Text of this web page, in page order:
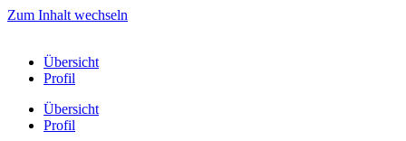
Zum Inhalt wechseln
Übersicht
Profil
Übersicht
Profil